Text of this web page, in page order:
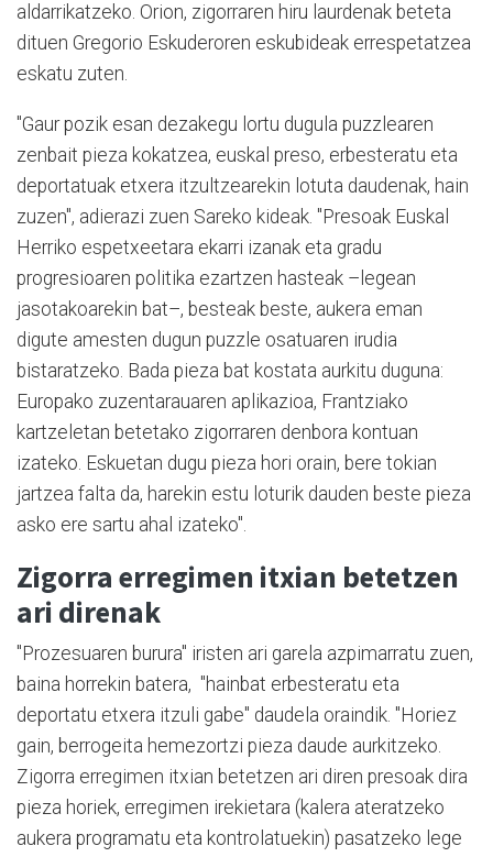
aldarrikatzeko. Orion, zigorraren hiru laurdenak beteta
dituen Gregorio Eskuderoren eskubideak errespetatzea
eskatu zuten.
"Gaur pozik esan dezakegu lortu dugula puzzlearen
zenbait pieza kokatzea, euskal preso, erbesteratu eta
deportatuak etxera itzultzearekin lotuta daudenak, hain
zuzen", adierazi zuen Sareko kideak. "Presoak Euskal
Herriko espetxeetara ekarri izanak eta gradu
progresioaren politika ezartzen hasteak –legean
jasotakoarekin bat–, besteak beste, aukera eman
digute amesten dugun puzzle osatuaren irudia
bistaratzeko. Bada pieza bat kostata aurkitu duguna:
Europako zuzentarauaren aplikazioa, Frantziako
kartzeletan betetako zigorraren denbora kontuan
izateko. Eskuetan dugu pieza hori orain, bere tokian
jartzea falta da, harekin estu loturik dauden beste pieza
asko ere sartu ahal izateko".
Zigorra erregimen itxian betetzen
ari direnak
"Prozesuaren burura" iristen ari garela azpimarratu zuen,
baina horrekin batera, "hainbat erbesteratu eta
deportatu etxera itzuli gabe" daudela oraindik. "Horiez
gain, berrogeita hemezortzi pieza daude aurkitzeko.
Zigorra erregimen itxian betetzen ari diren presoak dira
pieza horiek, erregimen irekietara (kalera ateratzeko
aukera programatu eta kontrolatuekin) pasatzeko lege